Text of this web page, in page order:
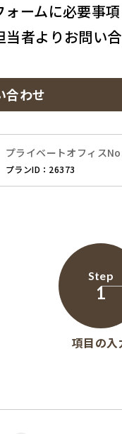
ォームに必要事項
当者よりお問い
合わせ
プライベートオフィス
プランID：26373
Step
1
項目の入